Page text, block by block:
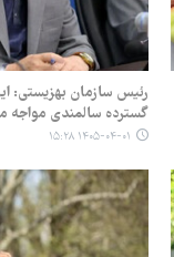
گسترده سالمندی مواجه
۱۴۰۵-۰۴-۰۱ ۱۵:۲۸